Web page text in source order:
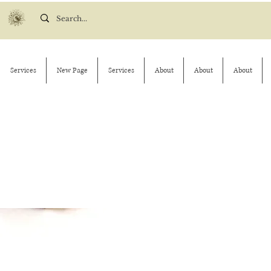
Services New Page Services About About About